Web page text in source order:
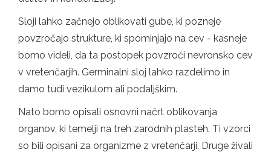
Sloji lahko začnejo oblikovati gube, ki pozneje
povzročajo strukture, ki spominjajo na cev - kasneje
bomo videli, da ta postopek povzroči nevronsko cev
v vretenčarjih. Germinalni sloj lahko razdelimo in
damo tudi vezikulom ali podaljškim.
Nato bomo opisali osnovni načrt oblikovanja
organov, ki temelji na treh zarodnih plasteh. Ti vzorci
so bili opisani za organizme z vretenčarji. Druge živali